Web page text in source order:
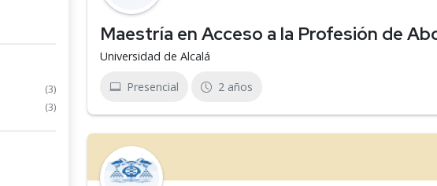
(3)
(3)
Maestría en Acceso a la Profesión de
Universidad de Alcalá
Presencial 2 años